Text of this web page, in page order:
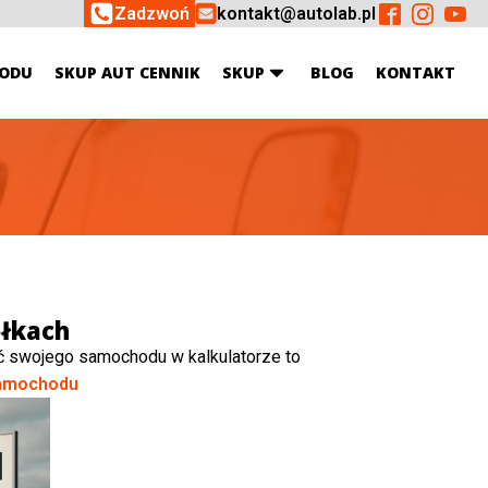
Zadzwoń kontakt@autolab.pl
SKUP AUT CENNIK SKUP BLOG KONTAKT
samochodu w kalkulatorze to